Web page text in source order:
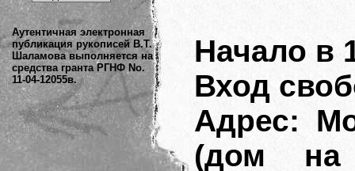
Аутентичная электронная
публикация рукописей В.Т.
Шаламова выполняется на
средства гранта РГНФ No.
11-04-12055в.
Начало в
Вход
Адрес:
(дом на